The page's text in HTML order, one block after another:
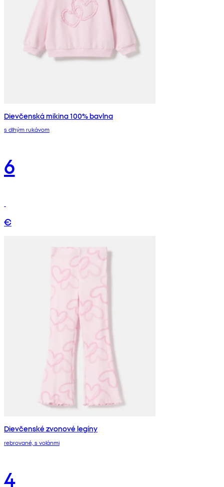
Dievčenská mikina 100% bavlna
s dlhým rukávom
6
€
Dievčenské zvonové legíny
rebrované, s volánmi
4